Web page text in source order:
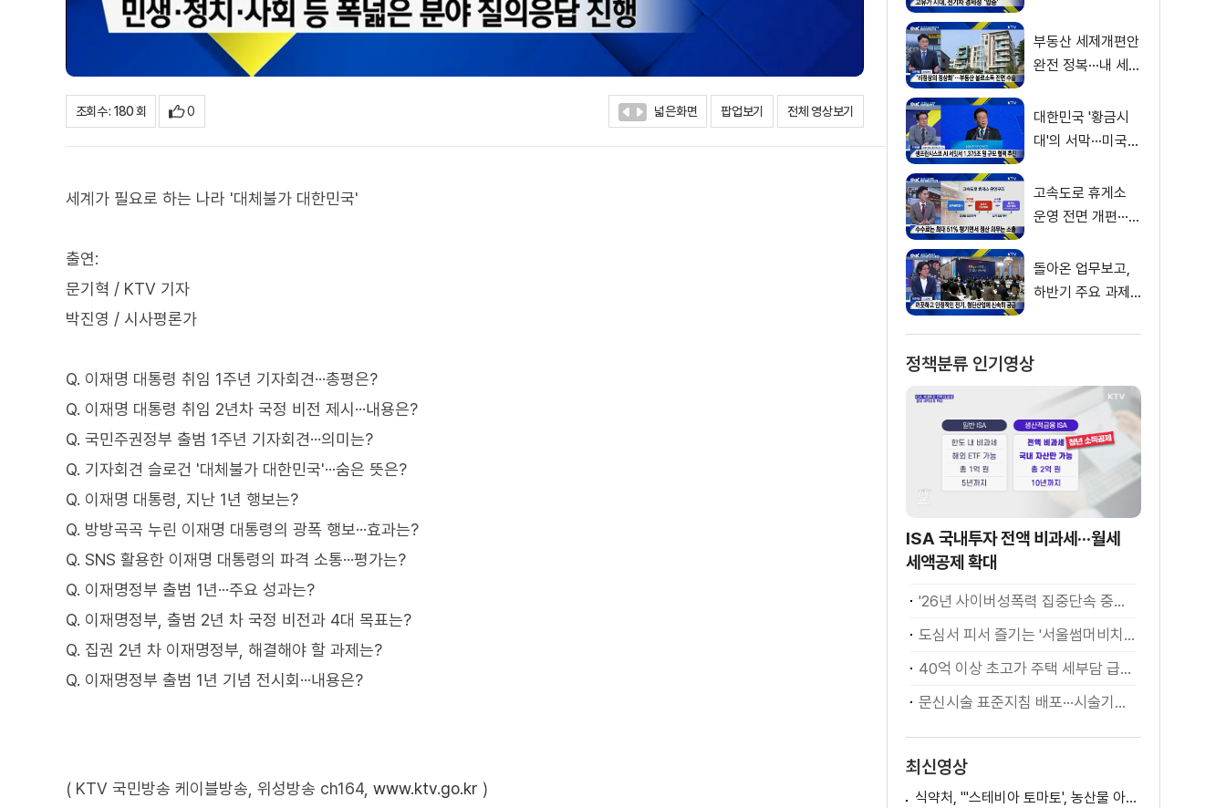
조회수 : 180 회 0 넓은화면 팝업보기 전체 영상보기
세계가 필요로 하는 나라 '대체불가 대한민국'
출연:
문기혁 / KTV 기자
박진영 / 시사평론가
Q. 이재명 대통령 취임 1주년 기자회견···총평은?
Q. 이재명 대통령 취임 2년차 국정 비전 제시···내용은?
Q. 국민주권정부 출범 1주년 기자회견···의미는?
Q. 기자회견 슬로건 '대체불가 대한민국'···숨은 뜻은?
Q. 이재명 대통령, 지난 1년 행보는?
Q. 방방곡곡 누린 이재명 대통령의 광폭 행보···효과는?
Q. SNS 활용한 이재명 대통령의 파격 소통···평가는?
Q. 이재명정부 출범 1년···주요 성과는?
Q. 이재명정부, 출범 2년 차 국정 비전과 4대 목표는?
Q. 집권 2년 차 이재명정부, 해결해야 할 과제는?
Q. 이재명정부 출범 1년 기념 전시회···내용은?
( KTV 국민방송 케이블방송, 위성방송 ch164, www.ktv.go.kr )
차 충전요금 [K-정
책 사용법]
부동산 세제개편안
완전 정복···내 세금
[K-정책 사용법]
대한민국 '황금시
대'의 서막···미국·
정리 [정.주.행]
고속도로 휴게소
운영 전면 개편···어
-정책 사용법]
돌아온 업무보고,
하반기 주요 과제
정책분류 인기영상
ISA 국내투자 전액 비과세···월세
세액공제 확대
'26년 사이버성폭력 집중단속 중간성과 발표···향후 추진계획은?
도심서 피서 즐기는 '서울썸머비치' 인기몰이
40억 이상 초고가 주택 세부담 급증···실수요자 보호 강화
문신시술 표준지침 배포···시술기구, 일회용 사용 후 폐기
최신영상
식약처, "'스테비아 토마토', 농산물 아닌 가공식품"